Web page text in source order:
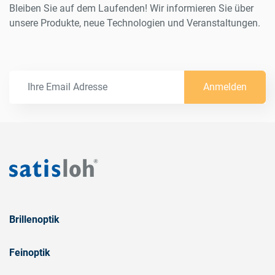
Bleiben Sie auf dem Laufenden! Wir informieren Sie über
unsere Produkte, neue Technologien und Veranstaltungen.
Anmelden
Brillenoptik
Feinoptik